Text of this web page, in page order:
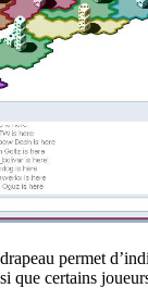
permet
que certains